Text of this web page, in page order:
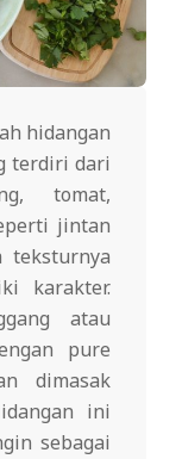
hidangan
terdiri dari
tomat,
jintan
karakter.
atau
pure
dimasak
ini
sebagai